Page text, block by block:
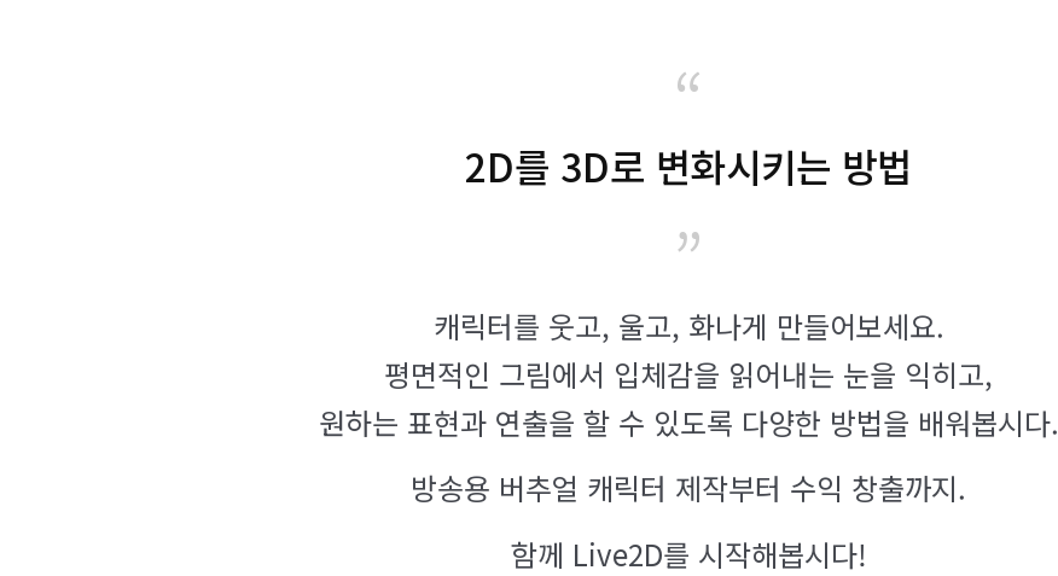
“
2D를 3D로 변화시키는 방법
”
캐릭터를 웃고, 울고, 화나게 만들어보세요.
평면적인 그림에서 입체감을 읽어내는 눈을 익히고,
원하는 표현과 연출을 할 수 있도록 다양한 방법을 배워봅시다.
방송용 버추얼 캐릭터 제작부터 수익 창출까지.
함께 Live2D를 시작해봅시다!